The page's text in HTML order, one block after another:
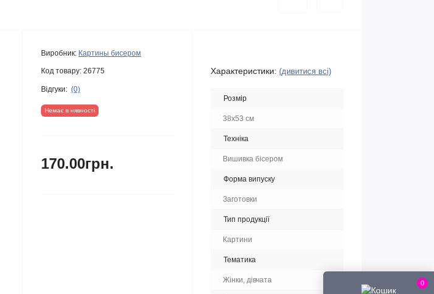
0
Виробник: Картины бисером
Код товару: 26775
Відгуки: (0)
Немає в нявності
170.00грн.
Характеристики: (дивитися всі)
Розмір
38х53 см
Техніка
Вишивка бісером
Форма випуску
Заготовки
Тип продукції
Картини
Тематика
Жінки, дівчата